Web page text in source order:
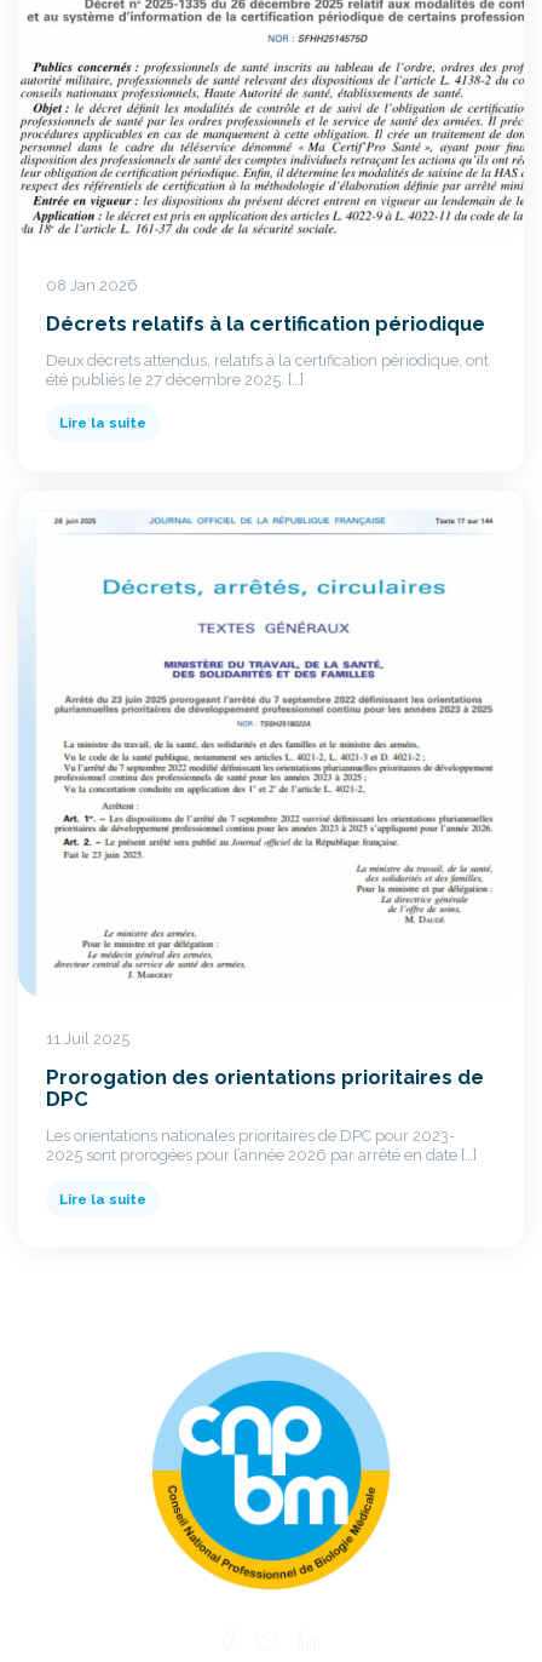
08 Jan 2026
Décrets relatifs à la certification périodique
Deux décrets attendus, relatifs à la certification périodique, ont
été publiés le 27 décembre 2025. […]
Lire la suite
11 Juil 2025
Prorogation des orientations prioritaires de
DPC
Les orientations nationales prioritaires de DPC pour 2023-
2025 sont prorogées pour l’année 2026 par arrêté en date […]
Lire la suite